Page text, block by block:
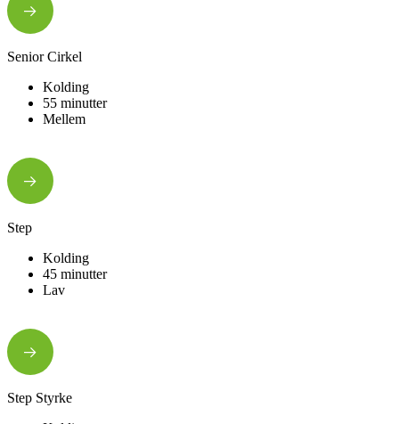
Senior Cirkel
Kolding
55 minutter
Mellem
Step
Kolding
45 minutter
Lav
Step Styrke